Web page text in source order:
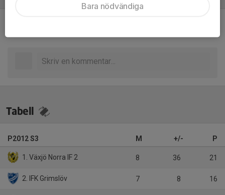
Tabell
P2012 S3 M +/- P
1. Växjö Norra IF 2 8 36 21
2. IFK Grimslöv 7 8 16
Bara nödvändiga